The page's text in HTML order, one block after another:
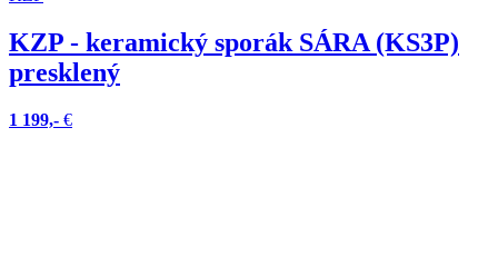
KZP - keramický sporák SÁRA (KS3P)
presklený
1 199,- €